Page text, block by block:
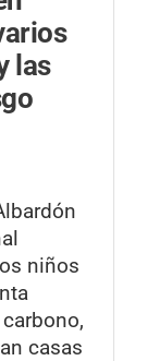
las
niños
casas